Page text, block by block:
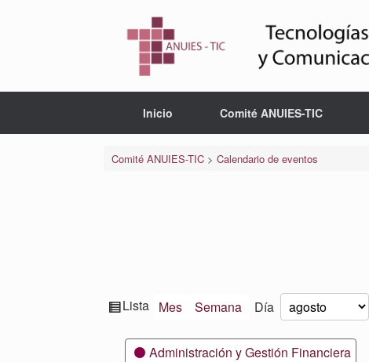
Inicio Comité ANUIES-TIC
Comité ANUIES-TIC> Calendario de eventos
Ver
Lista Mes Semana Día Mes
Día
Año
CategoríasAdministración y Gestión Financiera